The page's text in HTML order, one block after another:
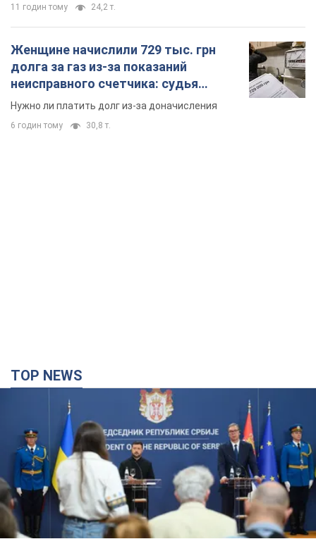
11 годин тому 24,2 т.
Женщине начислили 729 тыс. грн
долга за газ из-за показаний
неисправного счетчика: судья
вынес неожиданное решение
Нужно ли платить долг из-за доначисления
6 годин тому 30,8 т.
TOP NEWS